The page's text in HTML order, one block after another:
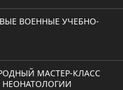
ВОЕННЫЕ УЧЕБНО-
МАСТЕР-КЛАСС
НЕОНАТОЛОГИИ